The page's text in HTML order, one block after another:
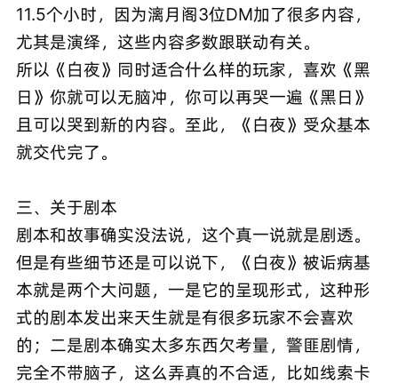
11.5个小时，因为漓月阁3位DM加了很多内容，
尤其是演绎，这些内容多数跟联动有关。
所以《白夜》同时适合什么样的玩家，喜欢《黑
日》你就可以无脑冲，你可以再哭一遍《黑日》
且可以哭到新的内容。至此，《白夜》受众基本
就交代完了。
三、关于剧本
剧本和故事确实没法说，这个真一说就是剧透。
但是有些细节还是可以说下，《白夜》被诟病基
本就是两个大问题，一是它的呈现形式，这种形
式的剧本发出来天生就是有很多玩家不会喜欢
的；二是剧本确实太多东西欠考量，警匪剧情，
完全不带脑子，这么弄真的不合适，比如线索卡